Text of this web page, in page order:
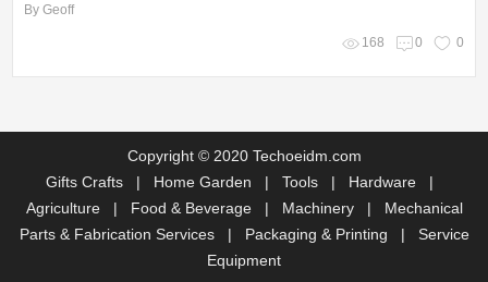
By Geoff
168 0 0
Copyright © 2020 Techoeidm.com
Gifts Crafts
| Home Garden | Tools | Hardware
|
Agriculture
| Food & Beverage | Machinery | Mechanical
Parts & Fabrication Services
| Packaging & Printing | Service
Equipment